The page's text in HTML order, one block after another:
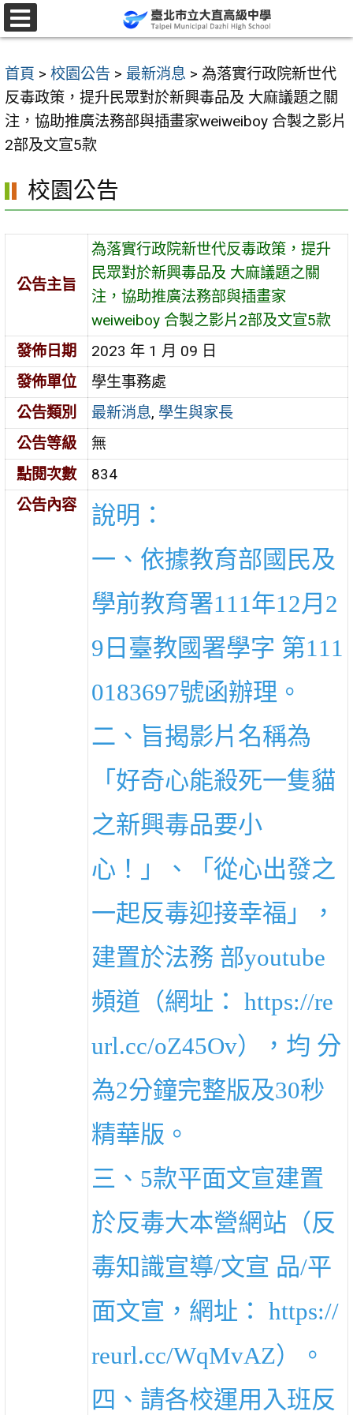
跳
至
要
內
容
區
首頁 > 校園公告 > 最新消息 > 為落實行政院新世代
反毒政策，提升民眾對於新興毒品及 大麻議題之關
注，協助推廣法務部與插畫家weiweiboy 合製之影片
2部及文宣5款
校園公告
公告主旨
為落實行政院新世代反毒政策，提升
民眾對於新興毒品及 大麻議題之關
注，協助推廣法務部與插畫家
weiweiboy 合製之影片2部及文宣5款
發佈日期
2023 年 1 月 09 日
發佈單位
學生事務處
公告類別
最新消息, 學生與家長
公告等級
無
點閱次數
834
公告內容
說明：
一、依據教育部國民及
學前教育署111年12月2
9日臺教國署學字 第111
0183697號函辦理。
二、旨揭影片名稱為
「好奇心能殺死一隻貓
之新興毒品要小
心！」、「從心出發之
一起反毒迎接幸福」，
建置於法務 部youtube
頻道（網址： https://re
url.cc/oZ45Ov），均 分
為2分鐘完整版及30秒
精華版。
三、5款平面文宣建置
於反毒大本營網站（反
毒知識宣導/文宣 品/平
面文宣，網址： https://
reurl.cc/WqMvAZ）。
四、請各校運用入班反
選
單